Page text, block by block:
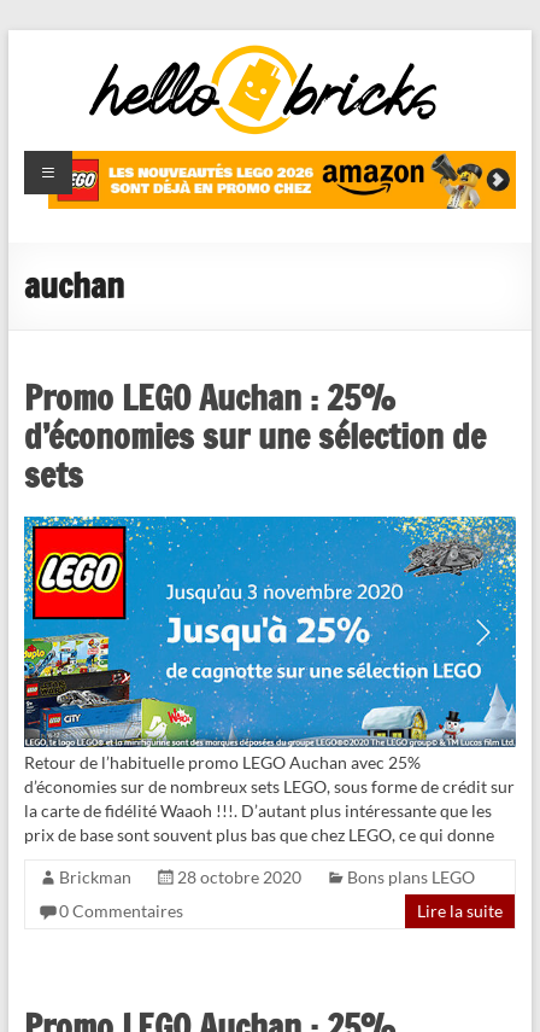
HelloBricks
Blog LEGO,
nouveaut�s
reviews
auchan
Promo LEGO Auchan : 25%
d’économies sur une sélection de
sets
Retour de l’habituelle promo LEGO Auchan avec 25%
d’économies sur de nombreux sets LEGO, sous forme de crédit sur
la carte de fidélité Waaoh !!!. D’autant plus intéressante que les
prix de base sont souvent plus bas que chez LEGO, ce qui donne
Brickman 28 octobre 2020
Bons plans LEGO
0 Commentaires
Lire la suite